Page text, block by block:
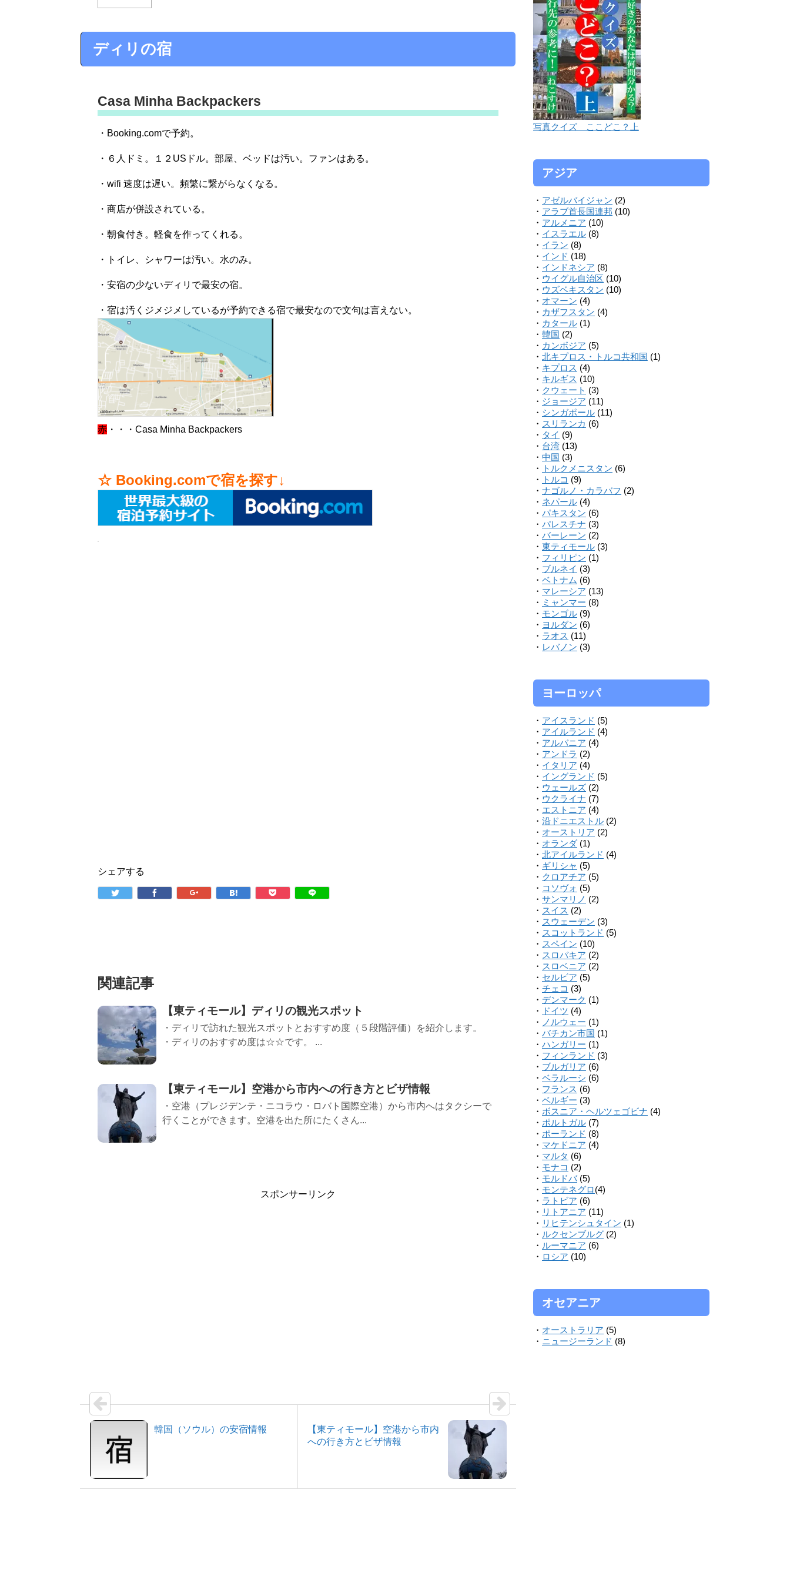
ディリの宿
Casa Minha Backpackers
・Booking.comで予約。
・６人ドミ。１２USドル。部屋、ベッドは汚い。ファンはある。
・wifi 速度は遅い。頻繁に繋がらなくなる。
・商店が併設されている。
・朝食付き。軽食を作ってくれる。
・トイレ、シャワーは汚い。水のみ。
・安宿の少ないディリで最安の宿。
・宿は汚くジメジメしているが予約できる宿で最安なので文句は言えない。
赤 ・・・Casa Minha Backpackers
☆ Booking.comで宿を探す↓
シェアする
関連記事
【東ティモール】ディリの観光スポット
・ディリで訪れた観光スポットとおすすめ度（５段階評価）を紹介します。
・ディリのおすすめ度は☆☆です。 ...
【東ティモール】空港から市内への行き方とビザ情報
・空港（プレジデンテ・ニコラウ・ロバト国際空港）から市内へはタクシーで
行くことができます。空港を出た所にたくさん...
スポンサーリンク
韓国（ソウル）の安宿情報
【東ティモール】空港から市内
への行き方とビザ情報
写真クイズ ここどこ？上
アジア
・ アゼルバイジャン (2)
・ アラブ首長国連邦 (10)
・ アルメニア (10)
・ イスラエル (8)
・ イラン (8)
・ インド (18)
・ インドネシア (8)
・ ウイグル自治区 (10)
・ ウズベキスタン (10)
・ オマーン (4)
・ カザフスタン (4)
・ カタール (1)
・ 韓国 (2)
・ カンボジア (5)
・ 北キプロス・トルコ共和国 (1)
・ キプロス (4)
・ キルギス (10)
・ クウェート (3)
・ ジョージア (11)
・ シンガポール (11)
・ スリランカ (6)
・ タイ (9)
・ 台湾 (13)
・ 中国 (3)
・
トルクメニスタン (6)
・
トルコ (9)
・ ナゴルノ・カラバフ (2)
・ ネパール (4)
・ パキスタン (6)
・ パレスチナ (3)
・ バーレーン (2)
・ 東ティモール (3)
・ フィリピン (1)
・ ブルネイ (3)
・ ベトナム (6)
・ マレーシア (13)
・ ミャンマー (8)
・ モンゴル (9)
・ ヨルダン (6)
・ ラオス (11)
・ レバノン (3)
ヨーロッパ
・ アイスランド (5)
・ アイルランド (4)
・ アルバニア (4)
・ アンドラ (2)
・ イタリア (4)
・ イングランド (5)
・ ウェールズ (2)
・ ウクライナ (7)
・ エストニア (4)
・ 沿ドニエストル (2)
・ オーストリア (2)
・ オランダ (1)
・ 北アイルランド (4)
・ ギリシャ (5)
・ クロアチア (5)
・ コソヴォ (5)
・ サンマリノ (2)
・ スイス (2)
・ スウェーデン (3)
・ スコットランド (5)
・ スペイン (10)
・ スロバキア (2)
・ スロベニア (2)
・ セルビア (5)
・ チェコ (3)
・ デンマーク (1)
・
ドイツ (4)
・ ノルウェー (1)
・ バチカン市国 (1)
・ ハンガリー (1)
・ フィンランド (3)
・ ブルガリア (6)
・ ベラルーシ (6)
・ フランス (6)
・ ベルギー (3)
・ ボスニア・ヘルツェゴビナ (4)
・ ポルトガル (7)
・ ポーランド (8)
・ マケドニア (4)
・ マルタ (6)
・ モナコ (2)
・ モルドバ(5)
・ モンテネグロ(4)
・ ラトビア (6)
・ リトアニア (11)
・ リヒテンシュタイン (1)
・ ルクセンブルグ (2)
・ ルーマニア (6)
・ ロシア (10)
オセアニア
・ オーストラリア (5)
・ ニュージーランド (8)